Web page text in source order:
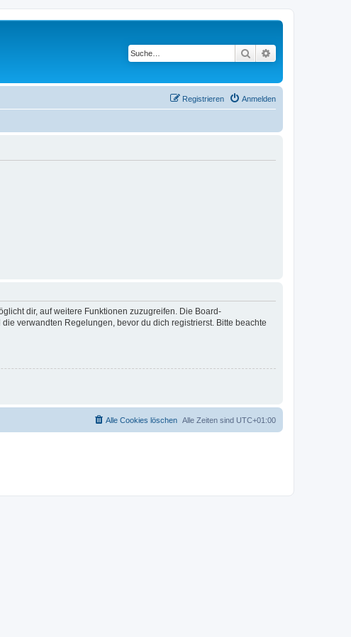
Suche
Anmelden
Registrieren
dir, auf weitere Funktionen zuzugreifen. Die Board-
verwandten Regelungen, bevor du dich registrierst. Bitte beachte
Alle Zeiten sind UTC+01:00
Alle Cookies löschen